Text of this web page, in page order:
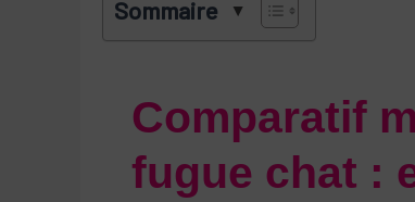
Sommaire
Comparatif
fugue chat :